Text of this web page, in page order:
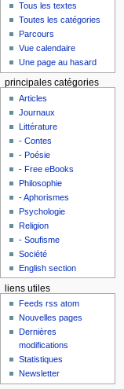
Tous les textes
Toutes les catégories
Parcours
Vue calendaire
Une page au hasard
principales catégories
Articles
Journaux
Littérature
- Contes
- Poésie
- Free eBooks
Philosophie
- Aphorismes
Psychologie
Religion
- Soufisme
Société
English section
liens utiles
Feeds rss atom
Nouvelles pages
Dernières
modifications
Statistiques
Newsletter